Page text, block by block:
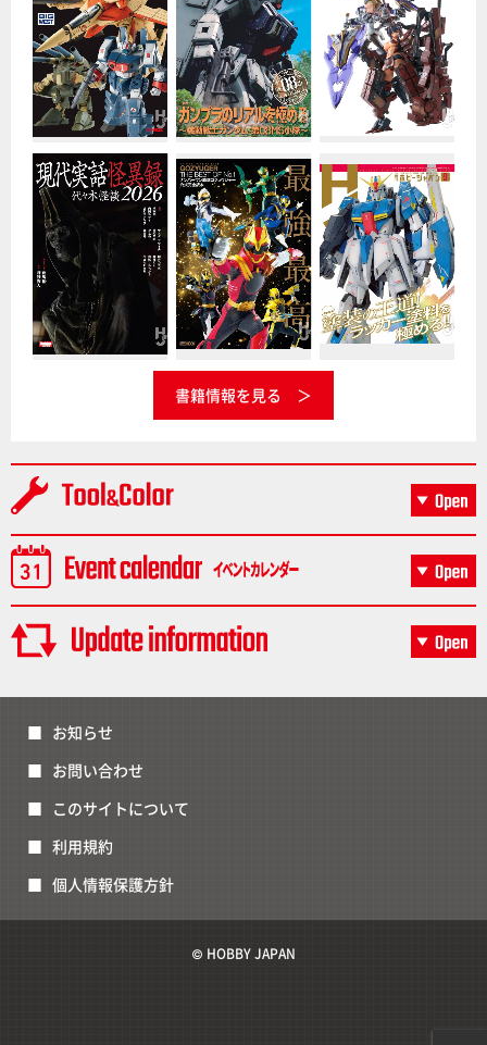
書籍情報を見る
お知らせ
お問い合わせ
このサイトについて
利用規約
個人情報保護方針
© HOBBY JAPAN